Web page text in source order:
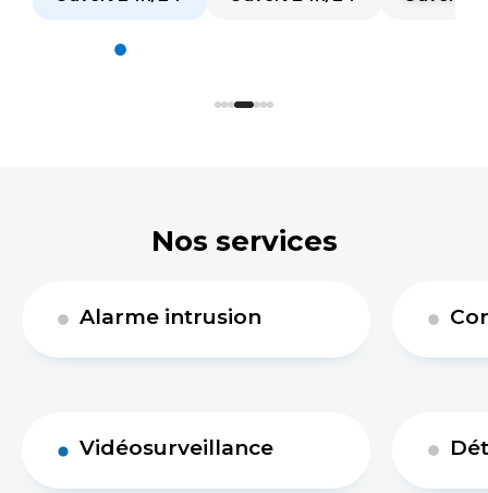
Nos services
Alarme intrusion
Vidéosurveillance